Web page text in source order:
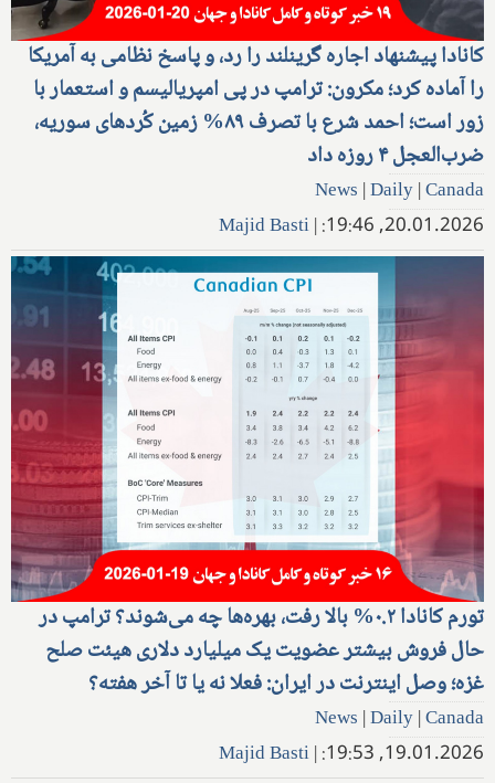
کانادا پیشنهاد اجاره گرینلند را رد، و پاسخ نظامی به آمریکا
را آماده کرد؛ مکرون: ترامپ در پی امپریالیسم و استعمار با
زور است؛ احمد شرع با تصرف ۸۹% زمین کُردهای سوریه،
ضرب‌العجل ۴ روزه داد
News |Daily|Canada
20.01.2026, 19:46:
|
Majid Basti
تورم کانادا ۰.۲% بالا رفت، بهره‌ها چه می‌شوند؟ ترامپ در
حال فروش بیشتر عضویت یک میلیارد دلاری هیئت صلح
غزه؛ وصل اینترنت در ایران: فعلا نه یا تا آخر هفته؟
News |Daily|Canada
19.01.2026, 19:53:
|
Majid Basti